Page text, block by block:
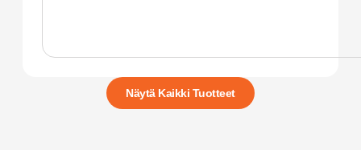
Näytä Kaikki Tuotteet